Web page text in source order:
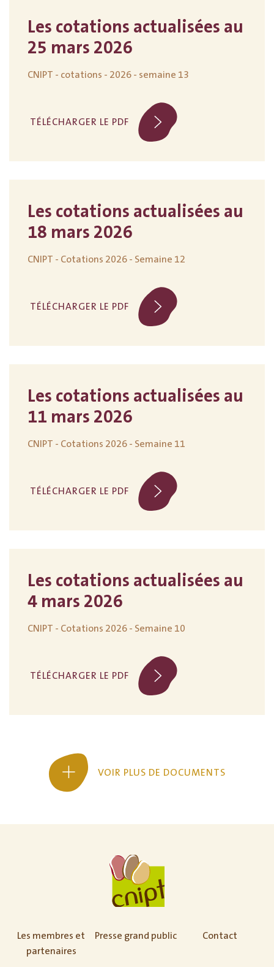
Les cotations actualisées au
25 mars 2026
CNIPT - cotations - 2026 - semaine 13
TÉLÉCHARGER LE PDF
Les cotations actualisées au
18 mars 2026
CNIPT - Cotations 2026 - Semaine 12
TÉLÉCHARGER LE PDF
Les cotations actualisées au
11 mars 2026
CNIPT - Cotations 2026 - Semaine 11
TÉLÉCHARGER LE PDF
Les cotations actualisées au
4 mars 2026
CNIPT - Cotations 2026 - Semaine 10
TÉLÉCHARGER LE PDF
VOIR PLUS DE DOCUMENTS
Les membres et
partenaires
Presse grand public Contact